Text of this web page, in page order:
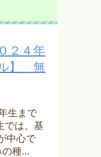
２４年
ル】 無
生まで
では、基
中心で
種...